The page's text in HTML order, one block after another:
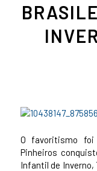
O favoritismo
Pinheiros
Infantil de Inverno,